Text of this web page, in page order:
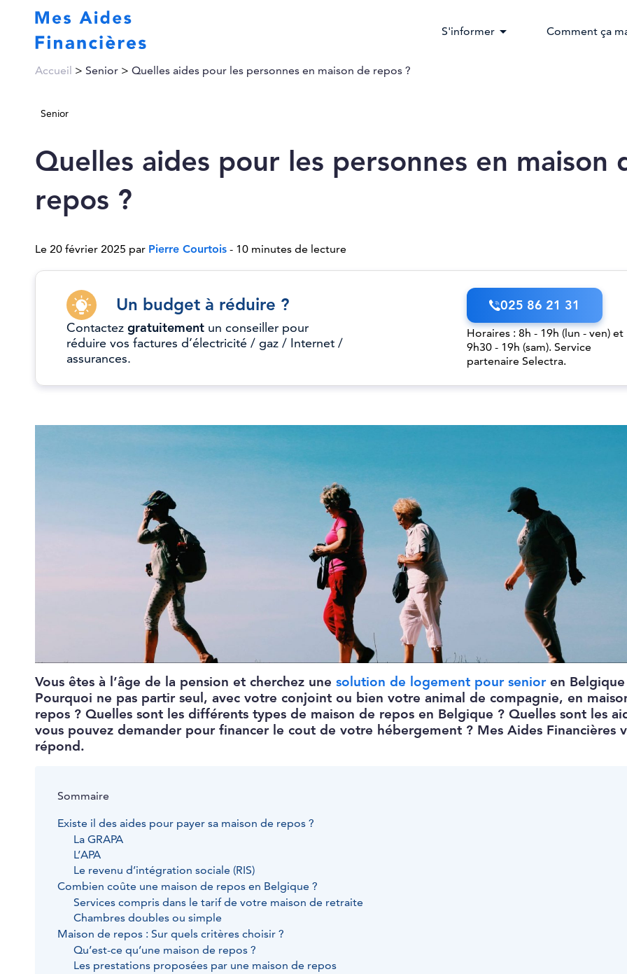
S'informer arrow_drop_down Comment ça
Accueil > Senior > Quelles aides pour les personnes en maison de repos ?
Senior
Quelles aides pour les personnes en maison
repos ?
Le 20 février 2025 par Pierre Courtois - 10 minutes de lecture
Un budget à réduire ?
Contactez gratuitement un conseiller pour
réduire vos factures d’électricité / gaz / Internet /
assurances.
025 86 21 31
Horaires : 8h - 19h (lun - ven) et
9h30 - 19h (sam). Service
partenaire Selectra.
Vous êtes à l’âge de la pension et cherchez une solution de logement pour senioren Belgique
Pourquoi ne pas partir seul, avec votre conjoint ou bien votre animal de compagnie, en
repos ? Quelles sont les différents types de maison de repos en Belgique ? Quelles sont les
vous pouvez demander pour financer le cout de votre hébergement ? Mes Aides Financières
répond.
Sommaire
Existe il des aides pour payer sa maison de repos ?
La GRAPA
L’APA
Le revenu d’intégration sociale (RIS)
Combien coûte une maison de repos en Belgique ?
Services compris dans le tarif de votre maison de retraite
Chambres doubles ou simple
Maison de repos : Sur quels critères choisir ?
Qu’est-ce qu’une maison de repos ?
Les prestations proposées par une maison de repos